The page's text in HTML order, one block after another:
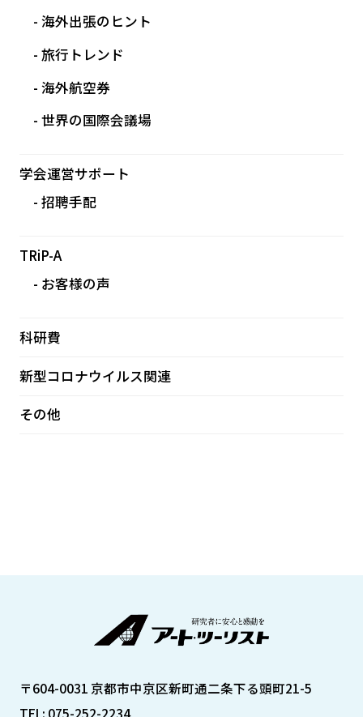
海外出張のヒント
旅行トレンド
海外航空券
世界の国際会議場
学会運営サポート
招聘手配
TRiP-A
お客様の声
科研費
新型コロナウイルス関連
その他
〒604-0031 京都市中京区新町通二条下る頭町21-5
TEL: 075-252-2234